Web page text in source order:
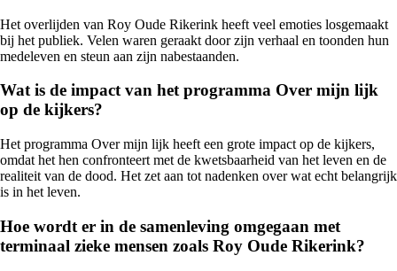
Het overlijden van Roy Oude Rikerink heeft veel emoties losgemaakt
bij het publiek. Velen waren geraakt door zijn verhaal en toonden hun
medeleven en steun aan zijn nabestaanden.
Wat is de impact van het programma Over mijn lijk
op de kijkers?
Het programma Over mijn lijk heeft een grote impact op de kijkers,
omdat het hen confronteert met de kwetsbaarheid van het leven en de
realiteit van de dood. Het zet aan tot nadenken over wat echt belangrijk
is in het leven.
Hoe wordt er in de samenleving omgegaan met
terminaal zieke mensen zoals Roy Oude Rikerink?